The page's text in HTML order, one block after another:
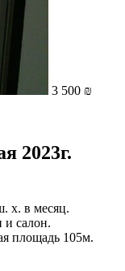
3 500 ₪
2023г.
х. в месяц.
и салон.
площадь 105м.